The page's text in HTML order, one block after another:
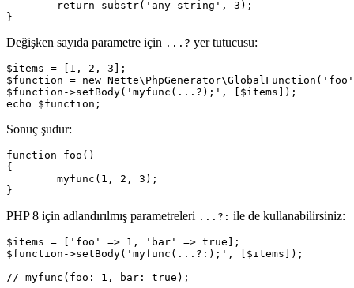
Değişken sayıda parametre için ...? yer tutucusu:
$items = [1, 2, 3];
$function = new
$function->setBody('myfunc(...?);', [$items]);
Sonuç şudur:
function foo()
{
PHP 8 için adlandırılmış parametreleri ...?: ile de kullanabilirsiniz:
$items = ['foo' => 1, 'bar' => true];
$function->setBody('myfunc(...?:);', [$items]);